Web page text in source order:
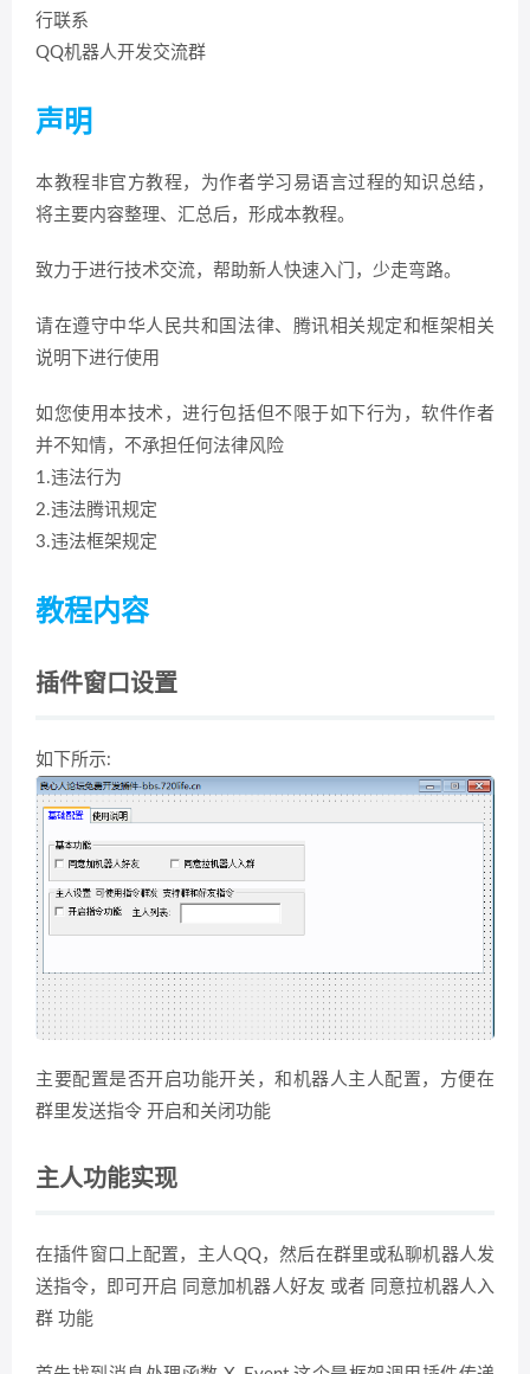
行联系
QQ机器人开发交流群
声明
本教程非官方教程，为作者学习易语言过程的知识总结，
将主要内容整理、汇总后，形成本教程。
致力于进行技术交流，帮助新人快速入门，少走弯路。
请在遵守中华人民共和国法律、腾讯相关规定和框架相关
说明下进行使用
如您使用本技术，进行包括但不限于如下行为，软件作者
并不知情，不承担任何法律风险
1.违法行为
2.违法腾讯规定
3.违法框架规定
教程内容
插件窗口设置
如下所示:
主要配置是否开启功能开关，和机器人主人配置，方便在
群里发送指令 开启和关闭功能
主人功能实现
在插件窗口上配置，主人QQ，然后在群里或私聊机器人发
送指令，即可开启 同意加机器人好友 或者 同意拉机器人入
群 功能